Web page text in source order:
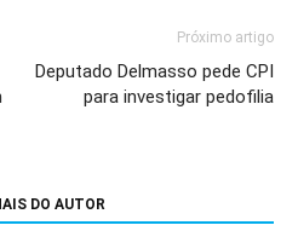
Próximo artigo
Deputado Delmasso pede CPI
para investigar pedofilia
DO AUTOR